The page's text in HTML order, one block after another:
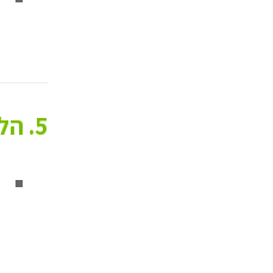
5. הליכון משולב (Hybrid Walker)